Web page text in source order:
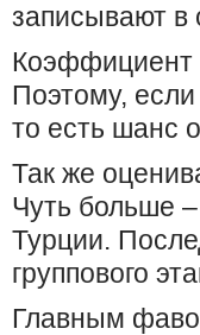
записывают в
Коэффициент
Поэтому,
то есть шанс
Так же
Чуть больше
Турции.
группового
Главным